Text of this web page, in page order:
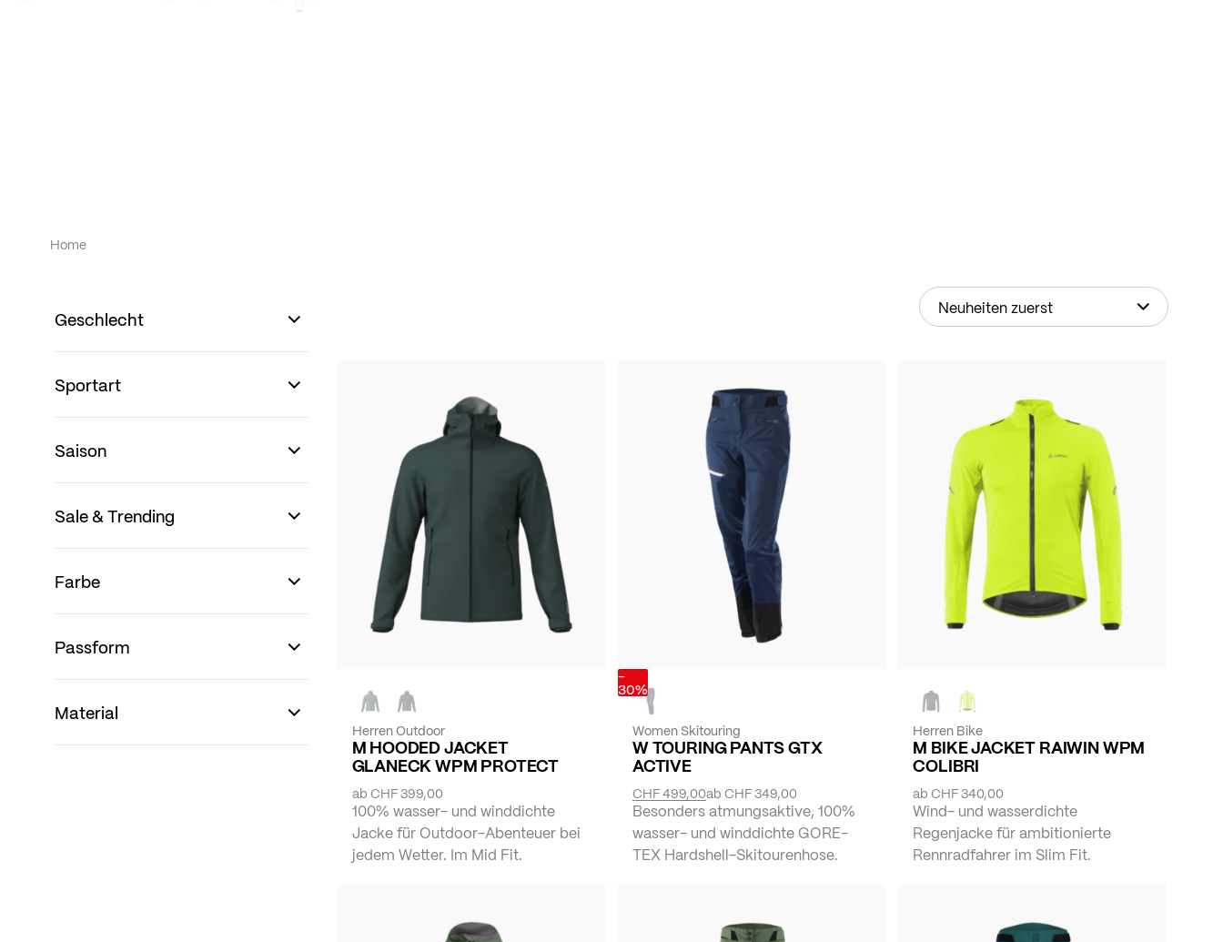
Home
Herren Outdoor
M HOODED JACKET
GLANECK WPM PROTECT
abCHF 399,00
100% wasser- und winddichte
Jacke für Outdoor-Abenteuer bei
jedem Wetter. Im Mid Fit.
-
30%
Women Skitouring
W TOURING PANTS GTX
ACTIVE
abCHF 349,00
CHF 499,00
Besonders atmungsaktive, 100%
wasser- und winddichte GORE-
TEX Hardshell-Skitourenhose.
Herren Bike
M BIKE JACKET RAIWIN WPM
COLIBRI
ab CHF 340,00
Wind- und wasserdichte
Regenjacke für ambitionierte
Rennradfahrer im Slim Fit.
Geschlecht
Sportart
Saison
Sale & Trending
Farbe
Passform
Material